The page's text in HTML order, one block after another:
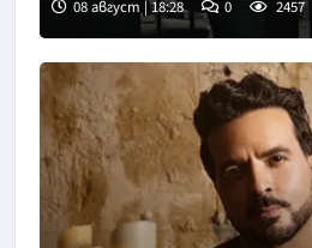
08 август | 18:28 0 2457